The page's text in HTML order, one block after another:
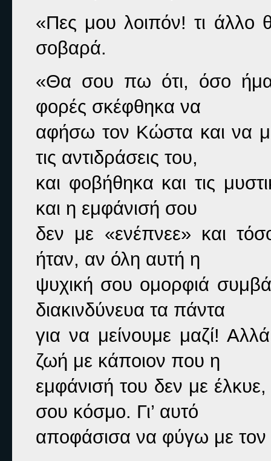
«Πες μου λοιπόν! τι άλλο
σοβαρά.
«Θα σου πω ότι, όσο
φορές σκέφθηκα να
αφήσω τον Κώστα και να
τις αντιδράσεις του,
και φοβήθηκα και τις
και η εμφάνισή σου
δεν με «ενέπνεε» και
ήταν, αν όλη αυτή η
ψυχική σου ομορφιά
διακινδύνευα τα πάντα
για να μείνουμε μαζί!
ζωή με κάποιον που η
εμφάνισή του δεν με
σου κόσμο. Γι’ αυτό
αποφάσισα να φύγω με τον